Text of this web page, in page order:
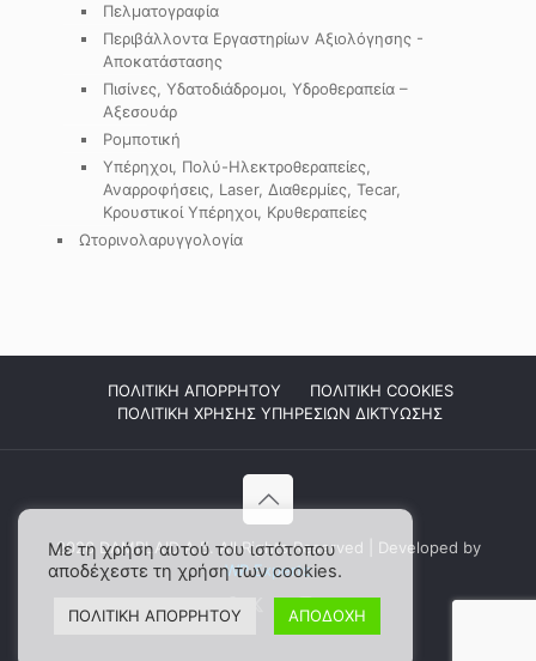
Πελματογραφία
Περιβάλλοντα Εργαστηρίων Αξιολόγησης -
Αποκατάστασης
Πισίνες, Υδατοδιάδρομοι, Υδροθεραπεία –
Αξεσουάρ
Ρομποτική
Υπέρηχοι, Πολύ-Ηλεκτροθεραπείες,
Αναρροφήσεις, Laser, Διαθερμίες, Tecar,
Κρουστικοί Υπέρηχοι, Κρυθεραπείες
Ωτορινολαρυγγολογία
ΠΟΛΙΤΙΚΗ ΑΠΟΡΡΗΤΟΥ
ΠΟΛΙΤΙΚΗ COOKIES
ΠΟΛΙΤΙΚΗ ΧΡΗΣΗΣ ΥΠΗΡΕΣΙΩΝ ΔΙΚΤΥΩΣΗΣ
2026 DAMPLAID Α.Ε. All Rights Reserved | Developed by
WP Experts
Με τη χρήση αυτού του ιστότοπου
αποδέχεστε τη χρήση των cookies.
ΠΟΛΙΤΙΚΗ ΑΠΟΡΡΗΤΟΥ ΑΠΟΔΟΧΗ